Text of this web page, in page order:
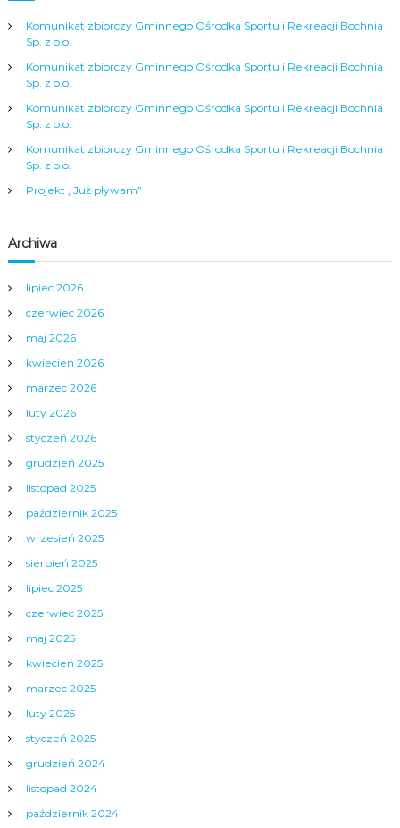
a
c
j
a
p
w
p
i
s
a
c
h
Komunikat zbiorczy Gminnego Ośrodka Sportu i Rekreacji Bochnia
Sp. z o.o.
Komunikat zbiorczy Gminnego Ośrodka Sportu i Rekreacji Bochnia
Sp. z o.o.
Komunikat zbiorczy Gminnego Ośrodka Sportu i Rekreacji Bochnia
Sp. z o.o.
Komunikat zbiorczy Gminnego Ośrodka Sportu i Rekreacji Bochnia
Sp. z o.o.
Projekt „Już pływam”
Archiwa
lipiec 2026
czerwiec 2026
maj 2026
kwiecień 2026
marzec 2026
luty 2026
styczeń 2026
grudzień 2025
listopad 2025
październik 2025
wrzesień 2025
sierpień 2025
lipiec 2025
czerwiec 2025
maj 2025
kwiecień 2025
marzec 2025
luty 2025
styczeń 2025
grudzień 2024
listopad 2024
październik 2024